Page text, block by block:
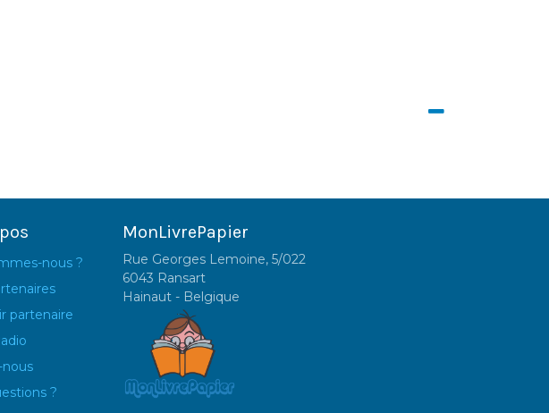
nous ?
partenaire
nous
?
MonLivrePapier
Rue Georges Lemoine, 5/022
6043 Ransart
Hainaut - Belgique